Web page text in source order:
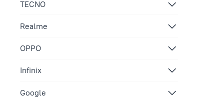
TECNO
Realme
OPPO
Infinix
Google